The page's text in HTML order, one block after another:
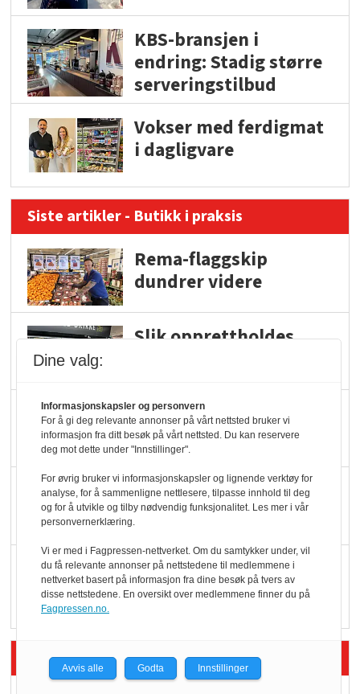
KBS-bransjen i
endring: Stadig større
serveringstilbud
Vokser med ferdigmat
i dagligvare
Siste artikler - Butikk i praksis
Rema-flaggskip
dundrer videre
Slik opprettholdes
Færre varer, men fulle
hyller
KI lager mat i butikken
Q passerte 1 milliard i
Rema i 2025
Siste artikler - Økologisk
Dine valg:
Informasjonskapsler og personvern
For å gi deg relevante annonser på vårt nettsted bruker vi
informasjon fra ditt besøk på vårt nettsted. Du kan reservere
deg mot dette under "Innstillinger".
For øvrig bruker vi informasjonskapsler og lignende verktøy for
analyse, for å sammenligne nettlesere, tilpasse innhold til deg
og for å utvikle og tilby nødvendig funksjonalitet. Les mer i vår
personvernerklæring.
Vi er med i Fagpressen-nettverket. Om du samtykker under, vil
du få relevante annonser på nettstedene til medlemmene i
nettverket basert på informasjon fra dine besøk på tvers av
disse nettstedene. En oversikt over medlemmene finner du på
Fagpressen.no.
Avvis alle Godta Innstillinger